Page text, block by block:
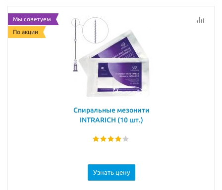
Мы советуем
По акции
Спиральные мезонити
INTRARICH (10 шт.)
Узнать цену